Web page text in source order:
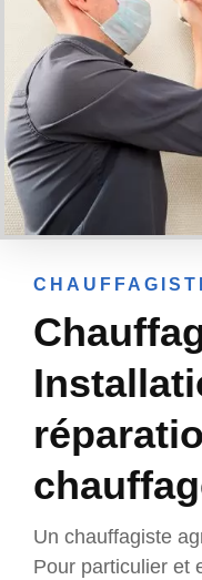
Un chauffagiste
Pour particulier et